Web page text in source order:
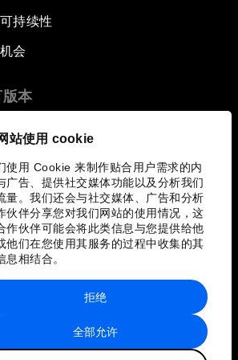
站使用 cookie
使用 Cookie 来制作贴合用户需求的内
广告、提供社交媒体功能以及分析我们
量。我们还会与社交媒体、广告和分析
伙伴分享您对我们网站的使用情况，这
作伙伴可能会将此类信息与您提供给他
他们在您使用其服务的过程中收集的其
息相结合。
全部允许
拒绝
持续性
会
本